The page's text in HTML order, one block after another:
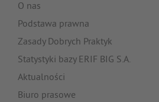
O nas
Podstawa prawna
Zasady Dobrych Praktyk
Statystyki bazy ERIF BIG S.A.
Aktualności
Biuro prasowe